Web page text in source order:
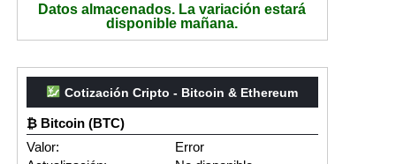
Datos almacenados. La variación estará
disponible mañana.
Cotización Cripto - Bitcoin & Ethereum
₿ Bitcoin (BTC)
Valor:
Error